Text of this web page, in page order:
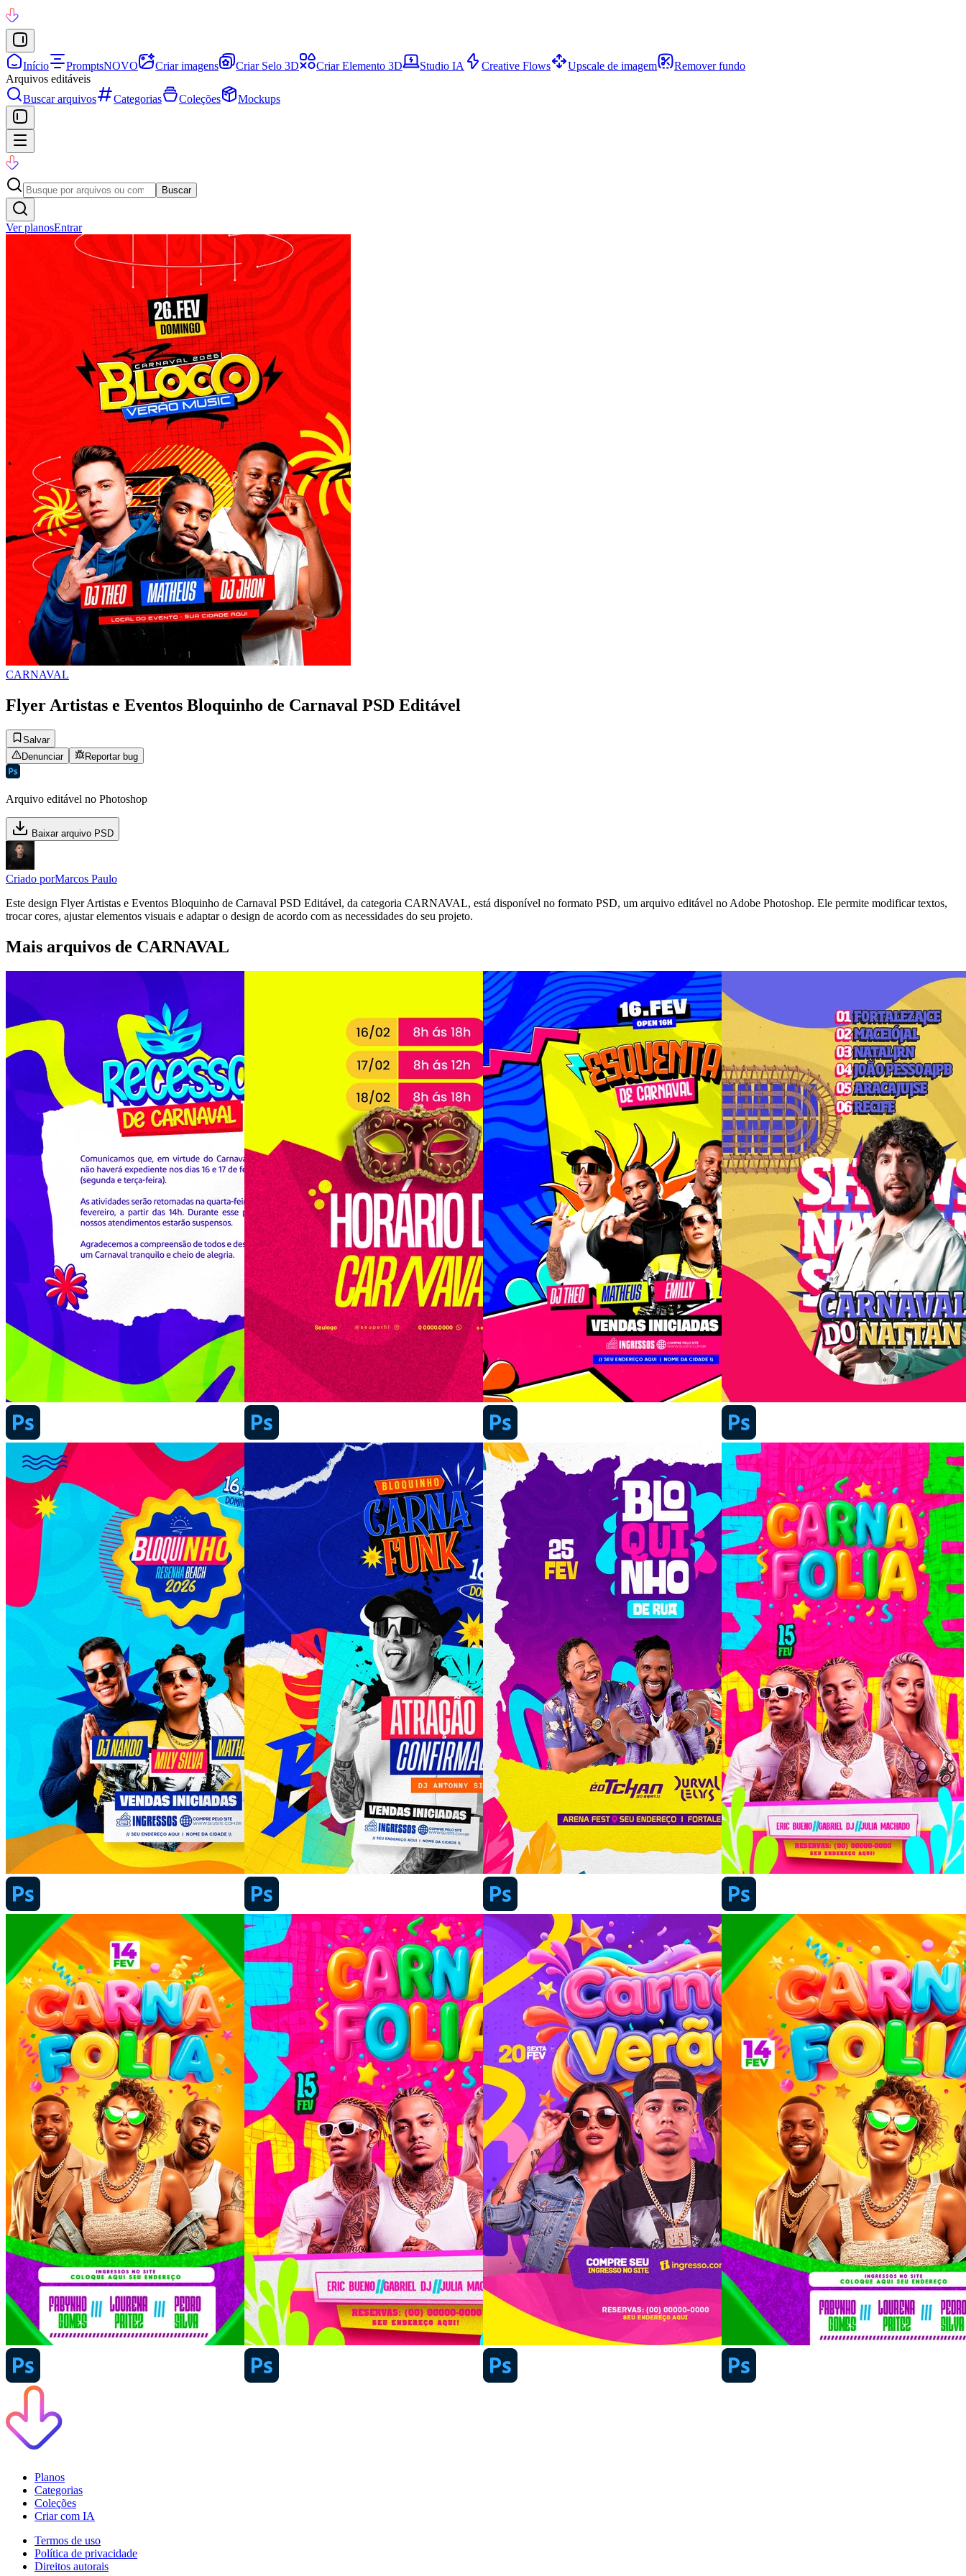
Início PromptsNOVO Criar imagens Criar Selo 3D Criar Elemento 3D Studio IA Creative Flows Upscale de imagem
Remover fundo
Arquivos editáveis
Buscar arquivos
Categorias Coleções Mockups
Buscar
Ver planosEntrar
CARNAVAL
Flyer Artistas e Eventos Bloquinho de Carnaval PSD Editável
Salvar
Denunciar
Reportar bug
Arquivo editável no Photoshop
Baixar arquivo PSD
Criado porMarcos Paulo
Este design Flyer Artistas e Eventos Bloquinho de Carnaval PSD Editável, da categoria CARNAVAL, está disponível no formato PSD, um arquivo editável no Adobe Photoshop. Ele permite modificar textos,
trocar cores, ajustar elementos visuais e adaptar o design de acordo com as necessidades do seu projeto.
Mais arquivos de CARNAVAL
Planos
Categorias
Coleções
Criar com IA
Termos de uso
Política de privacidade
Direitos autorais